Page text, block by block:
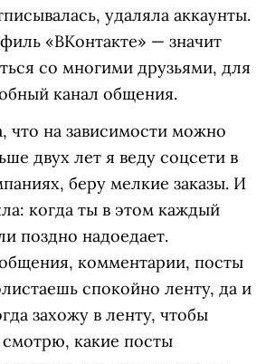
удаляла аккаунты.
«ВКонтакте» — значит
со многими друзьями, для
канал общения.
что на зависимости можно
двух лет я веду соцсети в
беру мелкие заказы. И
когда ты в этом каждый
поздно надоедает.
комментарии, посты
спокойно ленту, да и
захожу в ленту, чтобы
смотрю, какие посты